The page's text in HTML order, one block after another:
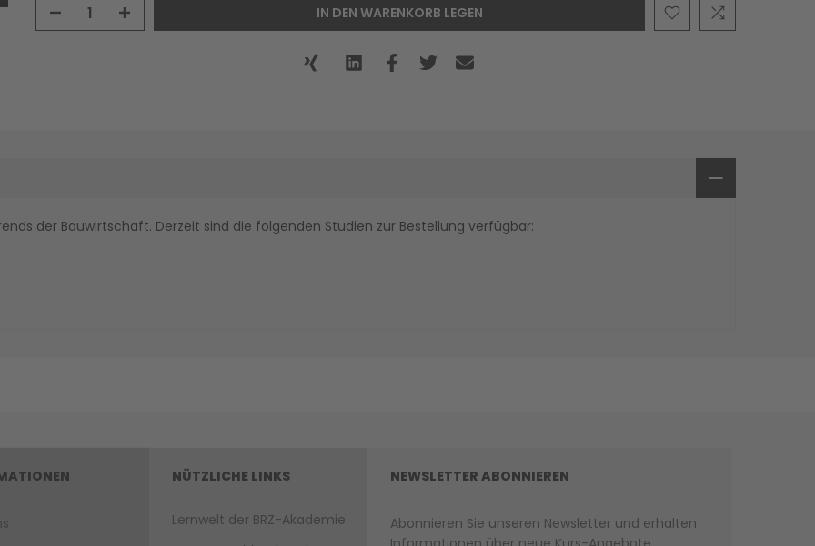
IN DEN WARENKORB LEGEN
der Bauwirtschaft. Derzeit sind die folgenden Studien zur Bestellung verfügbar:
NÜTZLICHE LINKS
Lernwelt der BRZ-Akademie
NEWSLETTER ABONNIEREN
Abonnieren Sie unseren Newsletter und erhalten